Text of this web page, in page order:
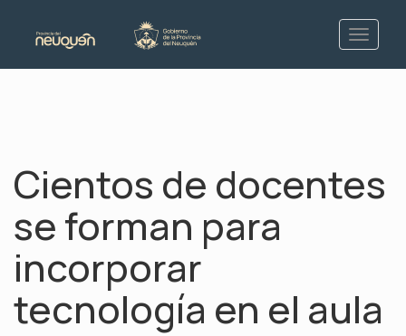
Cientos de docentes
se forman para
incorporar
tecnología en el aula